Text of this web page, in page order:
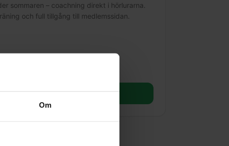
Om
sommaren – coachning direkt i hörlurarna.
och full tillgång till medlemssidan.